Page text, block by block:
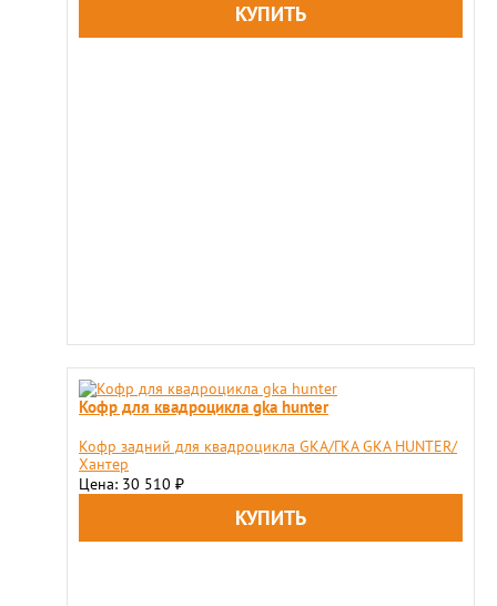
Кофр для квадроцикла gka hunter
Кофр задний для квадроцикла GKA/ГКА GKA HUNTER/
Хантер
Цена: 30 510 ₽